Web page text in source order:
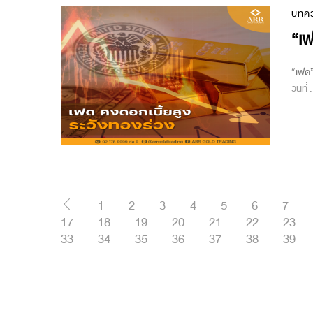
บทค
“
“เฟ
วันที่
1 2 3 4 5 6
7
17
18 19 20 21 22
23
33
34 35 36 37 38 39